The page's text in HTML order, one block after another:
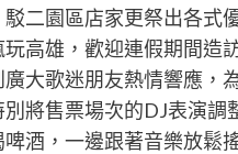
二園區店家更祭出各式
高雄，歡迎連假期間造
大歌迷朋友熱情響應，
將售票場次的DJ表演調
酒，一邊跟著音樂放鬆